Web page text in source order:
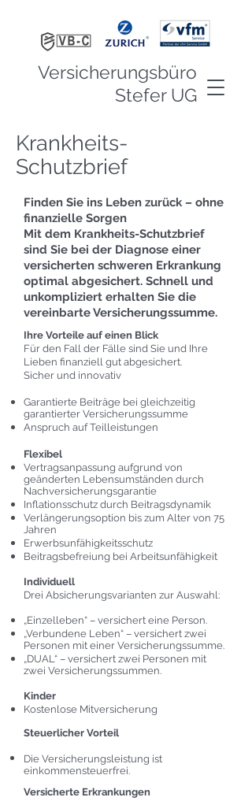
Versicherungsbüro
Stefer UG
Krankheits-
Schutzbrief
Finden Sie ins Leben zurück – ohne
finanzielle Sorgen
Mit dem Krankheits-Schutzbrief
sind Sie bei der Diagnose einer
versicherten schweren Erkrankung
optimal abgesichert. Schnell und
unkompliziert erhalten Sie die
vereinbarte Versicherungssumme.
Ihre Vorteile auf einen Blick
Für den Fall der Fälle sind Sie und Ihre
Lieben finanziell gut abgesichert.
Sicher und innovativ
Garantierte Beiträge bei gleichzeitig
garantierter Versicherungssumme
Anspruch auf Teilleistungen
Flexibel
Vertragsanpassung aufgrund von
geänderten Lebensumständen durch
Nachversicherungsgarantie
Inflationsschutz durch Beitragsdynamik
Verlängerungsoption bis zum Alter von 75
Jahren
Erwerbsunfähigkeitsschutz
Beitragsbefreiung bei Arbeitsunfähigkeit
Individuell
Drei Absicherungsvarianten zur Auswahl:
„Einzelleben“ – versichert eine Person.
„Verbundene Leben“ – versichert zwei
Personen mit einer Versicherungssumme.
„DUAL“ – versichert zwei Personen mit
zwei Versicherungssummen.
Kinder
Kostenlose Mitversicherung
Steuerlicher Vorteil
Die Versicherungsleistung ist
einkommensteuerfrei.
Versicherte Erkrankungen